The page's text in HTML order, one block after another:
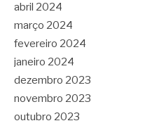
abril 2024
março 2024
fevereiro 2024
janeiro 2024
dezembro 2023
novembro 2023
outubro 2023